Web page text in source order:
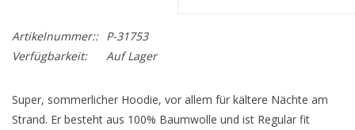
Artikelnummer:: P-31753
Verfügbarkeit:
Auf Lager
Super, sommerlicher Hoodie, vor allem für kältere Nächte am
Strand. Er besteht aus 100% Baumwolle und ist Regular fit